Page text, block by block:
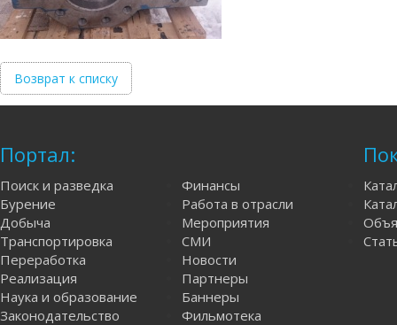
Возврат к списку
Портал:
Поиск и разведка
Бурение
Добыча
Транспортировка
Переработка
Реализация
Наука и образование
Законодательство
Финансы
Работа в отрасли
Мероприятия
СМИ
Новости
Партнеры
Баннеры
Фильмотека